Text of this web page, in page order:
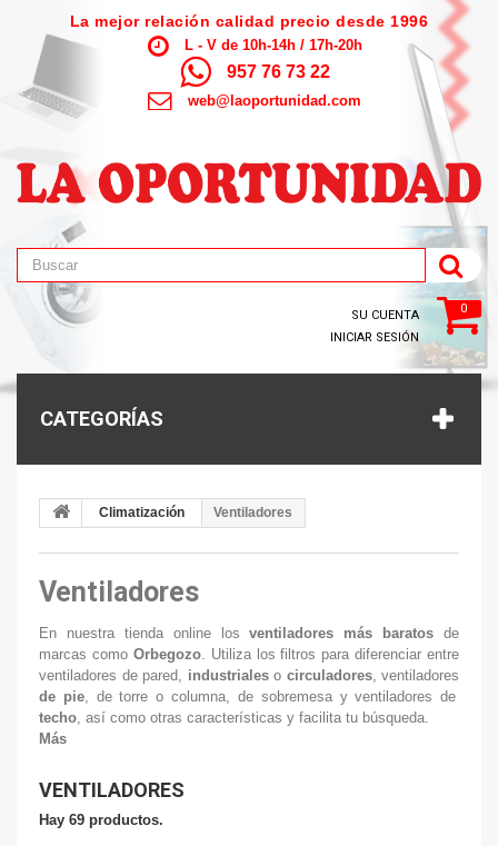
La mejor relación calidad precio desde 1996
L - V de 10h-14h / 17h-20h
957 76 73 22
web@laoportunidad.com
0
SU CUENTA
INICIAR SESIÓN
CATEGORÍAS
Climatización Ventiladores
Ventiladores
En nuestra tienda online losventiladores más baratos de
marcas como Orbegozo. Utiliza los filtros para diferenciar entre
ventiladores de pared, industrialeso circuladores, ventiladores
de pie, de torre o columna, de sobremesa y ventiladores de
techo, así como otras características y facilita tu búsqueda.
Más
VENTILADORES
Hay 69 productos.